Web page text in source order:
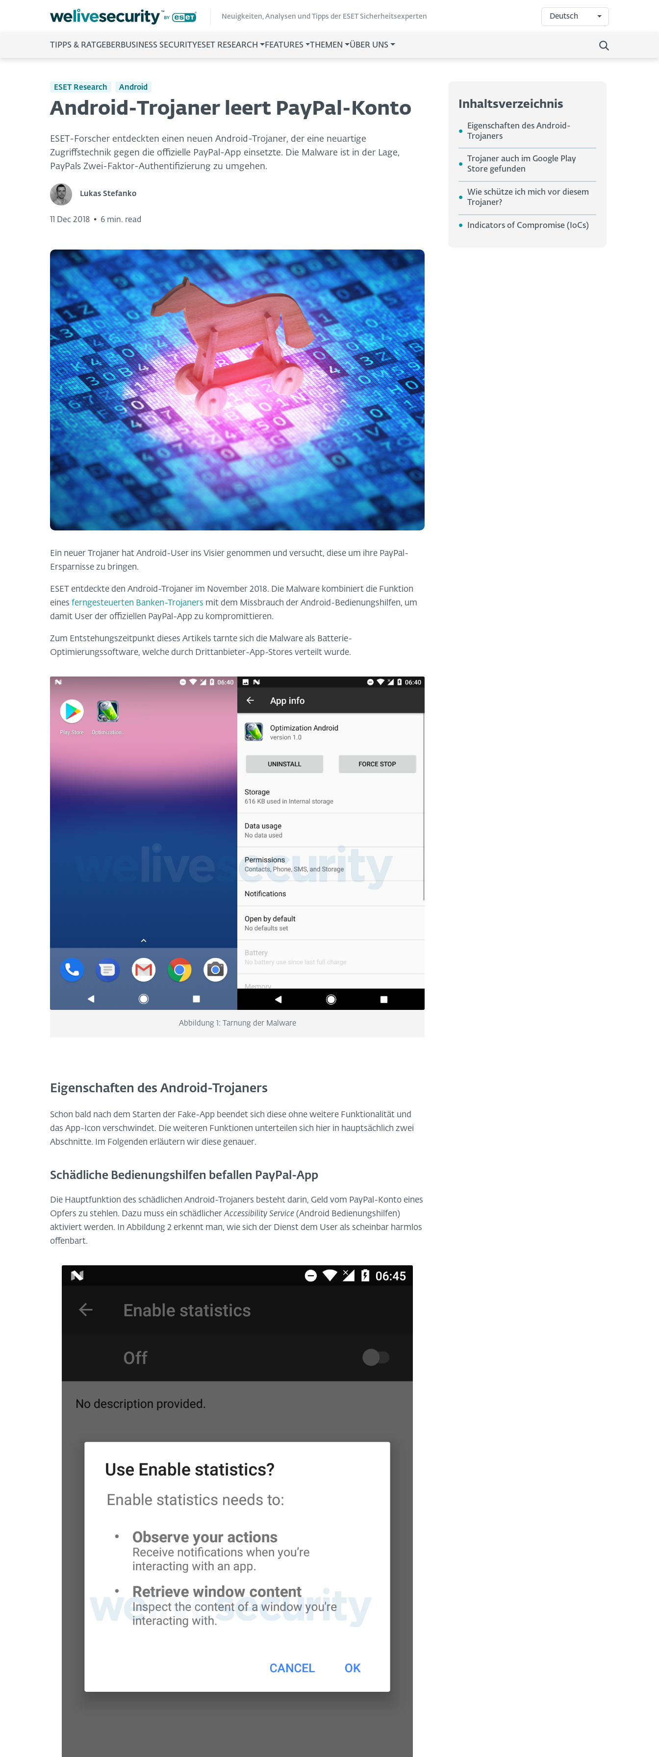
Neuigkeiten, Analysen und Tipps der ESET Sicherheitsexperten Deutsch
TIPPS & RATGEBERBUSINESS SECURITY ESET RESEARCH FEATURES THEMEN ÜBER UNS
ESET Research Android
Android-Trojaner leert PayPal-Konto
ESET-Forscher entdeckten einen neuen Android-Trojaner, der eine neuartige
Zugriffstechnik gegen die offizielle PayPal-App einsetzte. Die Malware ist in der Lage,
PayPals Zwei-Faktor-Authentifizierung zu umgehen.
Lukas Stefanko
11 Dec 2018 • 6 min. read
Ein neuer Trojaner hat Android-User ins Visier genommen und versucht, diese um ihre PayPal-
Ersparnisse zu bringen.
ESET entdeckte den Android-Trojaner im November 2018. Die Malware kombiniert die Funktion
eines ferngesteuerten Banken-Trojaners mit dem Missbrauch der Android-Bedienungshilfen, um
damit User der offiziellen PayPal-App zu kompromittieren.
Zum Entstehungszeitpunkt dieses Artikels tarnte sich die Malware als Batterie-
Optimierungssoftware, welche durch Drittanbieter-App-Stores verteilt wurde.
Abbildung 1: Tarnung der Malware
Eigenschaften des Android-Trojaners
Schon bald nach dem Starten der Fake-App beendet sich diese ohne weitere Funktionalität und
das App-Icon verschwindet. Die weiteren Funktionen unterteilen sich hier in hauptsächlich zwei
Abschnitte. Im Folgenden erläutern wir diese genauer.
Schädliche Bedienungshilfen befallen PayPal-App
Die Hauptfunktion des schädlichen Android-Trojaners besteht darin, Geld vom PayPal-Konto eines
Opfers zu stehlen. Dazu muss ein schädlicherAccessibility Service (Android Bedienungshilfen)
aktiviert werden. In Abbildung 2 erkennt man, wie sich der Dienst dem User als scheinbar harmlos
offenbart.
Inhaltsverzeichnis
Eigenschaften des Android-
Trojaners
Trojaner auch im Google Play
Store gefunden
Wie schütze ich mich vor diesem
Trojaner?
Indicators of Compromise (IoCs)